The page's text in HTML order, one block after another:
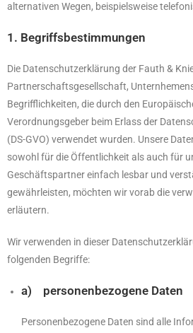
alternativen Wegen, beispielsweise
1. Begriffsbestimmungen
Die Datenschutzerklärung der Fauth &
Partnerschaftsgesellschaft,
Begrifflichkeiten, die durch den
Verordnungsgeber beim Erlass der
(DS-GVO) verwendet wurden. Unsere
sowohl für die Öffentlichkeit als auch für
Geschäftspartner einfach lesbar und
gewährleisten, möchten wir vorab die
erläutern.
Wir verwenden in dieser
folgenden Begriffe:
a) personenbezogene Daten
Personenbezogene Daten sind alle